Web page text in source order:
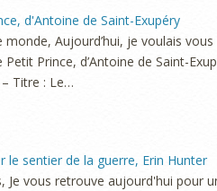
d'Antoine de Saint-Exupéry
Aujourd’hui, je voulais
Petit Prince, d’Antoine de Saint-
Titre : Le…
le sentier de la guerre, Erin Hunter
Je vous retrouve aujourd'hui pour